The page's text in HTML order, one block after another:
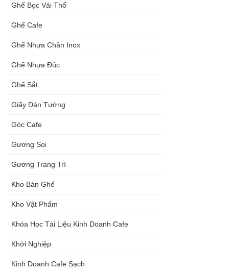
Ghế Bọc Vải Thổ
Ghế Cafe
Ghế Nhựa Chân Inox
Ghế Nhựa Đúc
Ghế Sắt
Giấy Dán Tường
Góc Cafe
Gương Soi
Gương Trang Trí
Kho Bàn Ghế
Kho Vật Phẩm
Khóa Học Tài Liệu Kinh Doanh Cafe
Khởi Nghiệp
Kinh Doanh Cafe Sạch